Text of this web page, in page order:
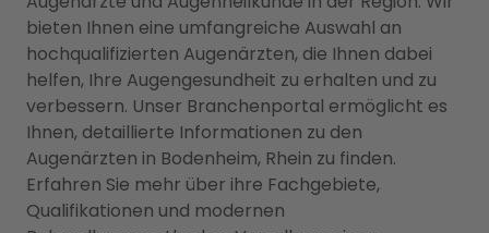
bieten Ihnen eine umfangreiche Auswahl an
hochqualifizierten Augenärzten, die Ihnen dabei
helfen, Ihre Augengesundheit zu erhalten und zu
verbessern. Unser Branchenportal ermöglicht es
Ihnen, detaillierte Informationen zu den
Augenärzten in Bodenheim, Rhein zu finden.
Erfahren Sie mehr über ihre Fachgebiete,
Qualifikationen und modernen